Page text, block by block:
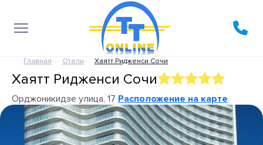
Главная Отели Хаятт Ридженси Сочи
Хаятт Ридженси Сочи
Орджоникидзе улица, 17 Расположение на карте